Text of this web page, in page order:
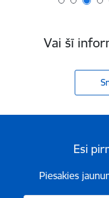
Vai šī
Esi
Piesakies